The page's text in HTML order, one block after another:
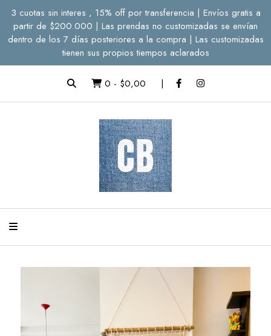
3 cuotas sin interes , 15% off por transferencia | Envíos gratis a
partir de $200.000 | Las prendas no customizadas se envían
dentro de los 7 días posteriores a la compra | Las customizadas
tienen sus propios tiempos aclarados
0 - $0,00